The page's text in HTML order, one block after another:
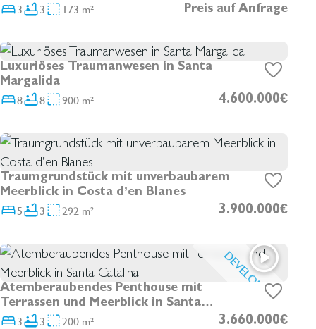
3 3 173 m² Preis auf Anfrage
Luxuriöses Traumanwesen in Santa
Margalida
8 8 900 m² 4.600.000€
Traumgrundstück mit unverbaubarem
Meerblick in Costa d’en Blanes
5 3 292 m² 3.900.000€
DEVELOPMENT
Atemberaubendes Penthouse mit
Terrassen und Meerblick in Santa
Catalina
3 3 200 m² 3.660.000€